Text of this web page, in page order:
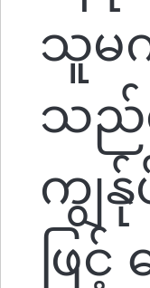
သူမ
သည်
ကျွန်ု
ဖြင့်